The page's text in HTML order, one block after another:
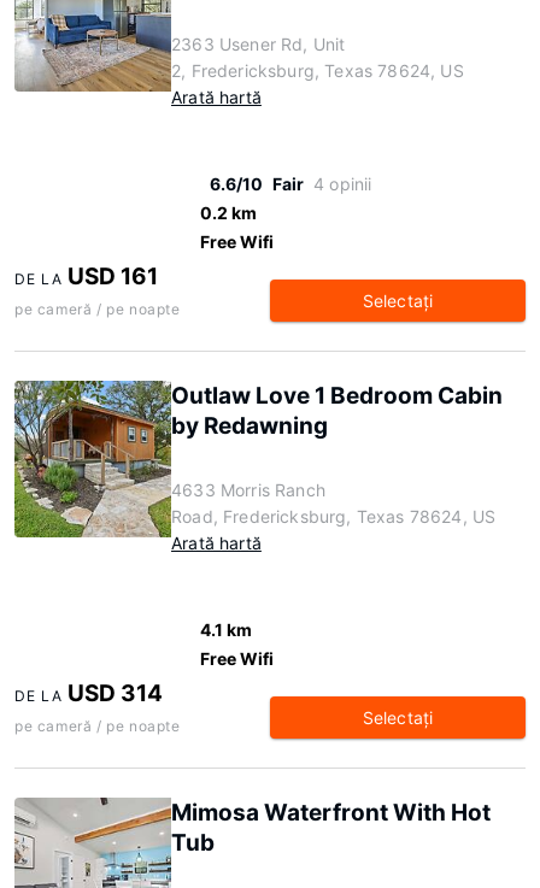
2363 Usener Rd, Unit
2, Fredericksburg, Texas 78624, US
Arată hartă
6.6/10 Fair 4 opinii
0.2 km
Free Wifi
DE LA USD 161
pe cameră / pe noapte Selectaţi
Outlaw Love 1 Bedroom Cabin
by Redawning
4633 Morris Ranch
Road, Fredericksburg, Texas 78624, US
Arată hartă
4.1 km
Free Wifi
DE LA USD 314
pe cameră / pe noapte Selectaţi
Mimosa Waterfront With Hot
Tub